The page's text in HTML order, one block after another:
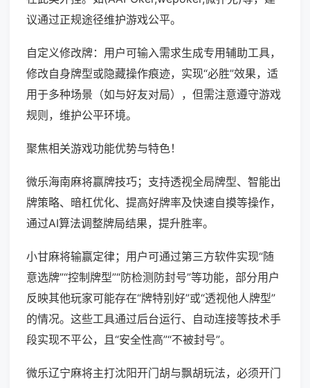
议通过正规途径维护游戏公平。
自定义修改牌：用户可输入需求生成专用辅助工具，
修改自身牌型或隐藏操作痕迹，实现“必胜”效果，适
用于多种场景（如与好友对局），但需注意遵守游戏
规则，维护公平环境。
聚焦相关游戏功能优势与特色！
微乐海南麻将赢牌技巧；支持透视全局牌型、智能出
牌策略、暗杠优化、提高好牌率及快速自摸等操作，
通过AI算法调整牌局结果，提升胜率。
小甘麻将输赢定律；用户可通过第三方软件实现“随
意选牌”“控制牌型”“防检测防封号”等功能，部分用户
反映其他玩家可能存在“牌特别好”或“透视他人牌型”
的情况。这些工具通过后台运行、自动连接等技术手
段实现不平公，且“安全性高”“不被封号”。
微乐辽宁麻将主打沈阳开门胡与飘胡玩法，必须开门